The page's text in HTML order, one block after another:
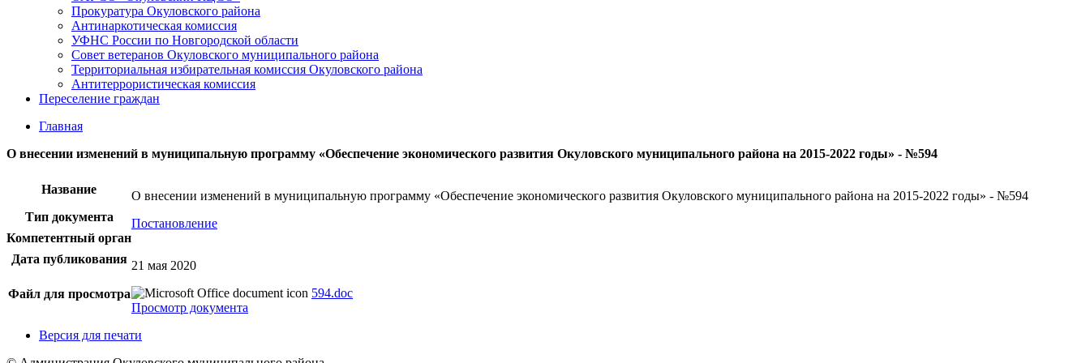
Прокуратура Окуловского района
Антинаркотическая комиссия
УФНС России по Новгородской области
Совет ветеранов Окуловского муниципального района
Территориальная избирательная комиссия Окуловского района
Антитеррористическая комиссия
Переселение граждан
Главная
О внесении изменений в муниципальную программу «Обеспечение экономического развития Окуловского муниципального района на 2015-2022 годы» - №594
Название
О внесении изменений в муниципальную программу «Обеспечение экономического развития Окуловского муниципального района на 2015-2022 годы» - №594
Тип документа
Постановление
Компетентный орган
Дата публикования 21 мая 2020
Файл для просмотра
594.doc
Просмотр документа
Версия для печати